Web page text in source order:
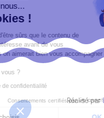
Réalisé par
Salut c'est nous...
les Cookies !
On a attendu d'être sûrs que le
ce site vous intéresse avant de
déranger, mais on aimerait bien
visite...
C'est OK pour vous ?
Lire la politique de confidentialité
Consentements